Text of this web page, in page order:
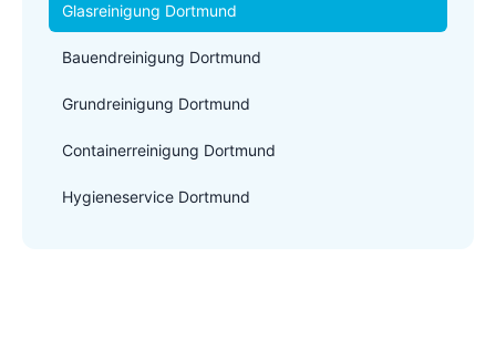
Glasreinigung Dortmund
Bauendreinigung Dortmund
Grundreinigung Dortmund
Containerreinigung Dortmund
Hygieneservice Dortmund